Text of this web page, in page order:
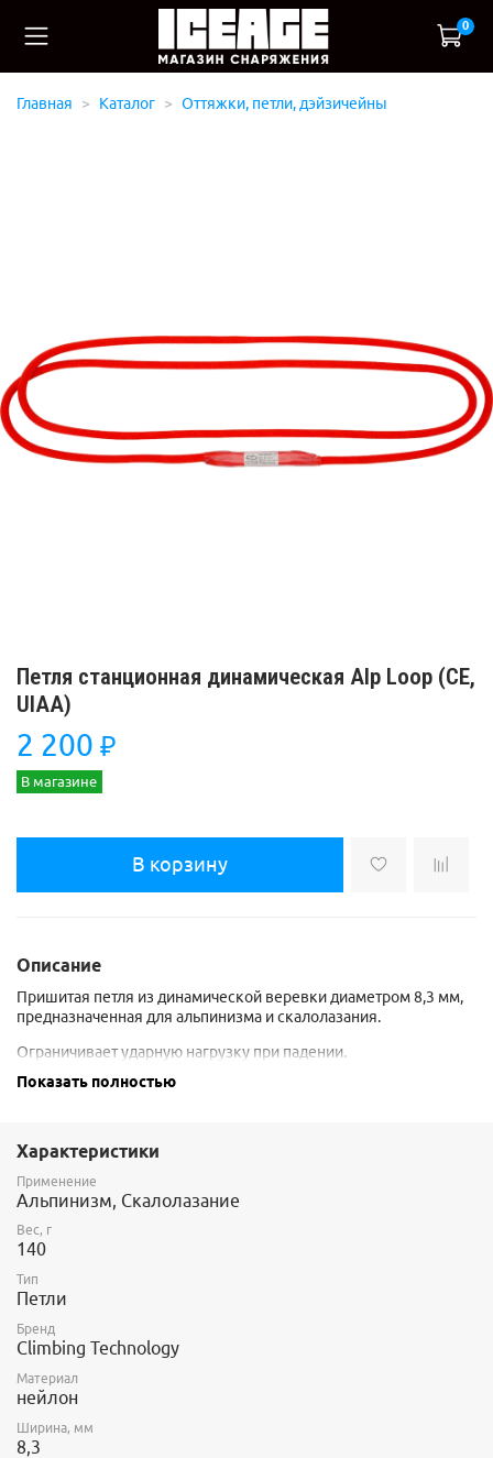
0
Главная Каталог Оттяжки, петли, дэйзичейны
Петля станционная динамическая Alp Loop (CE,
UIAA)
2 200 ₽
В магазине
В корзину
Описание
Пришитая петля из динамической веревки диаметром 8,3 мм,
предназначенная для альпинизма и скалолазания.
Ограничивает ударную нагрузку при падении.
Используется как станционная петля, но может быть также
Показать полностью
Характеристики
Применение
Альпинизм, Скалолазание
Вес, г
140
Тип
Петли
Бренд
Climbing Technology
Материал
нейлон
Ширина, мм
8,3